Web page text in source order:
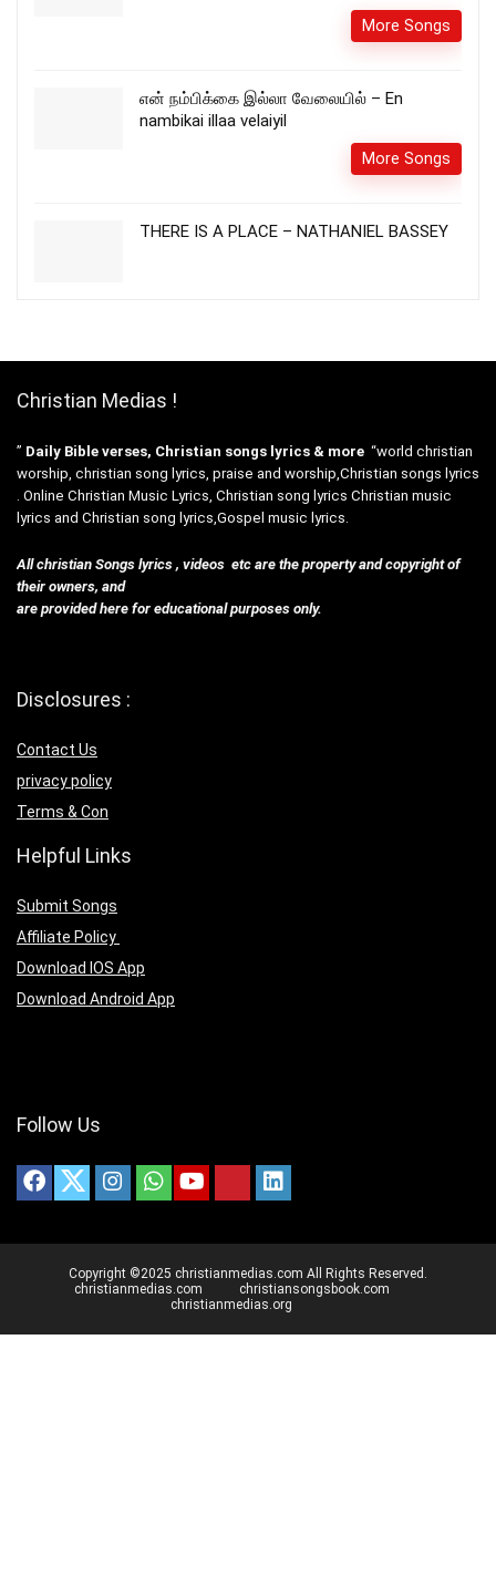
More Songs
என் நம்பிக்கை இல்லா வேலையில் – En
nambikai illaa velaiyil
More Songs
THERE IS A PLACE – NATHANIEL BASSEY
Christian Medias !
” Daily Bible verses, Christian songs lyrics & more “world christian
worship, christian song lyrics, praise and worship,Christian songs lyrics
. Online Christian Music Lyrics, Christian song lyrics Christian music
lyrics and Christian song lyrics,Gospel music lyrics.
All christian Songs lyrics , videos etc are the property and copyright of
their owners, and
are provided here for educational purposes only.
Disclosures :
Contact Us
privacy policy
Terms & Con
Helpful Links
Submit Songs
Affiliate Policy
Download IOS App
Download Android App
Follow Us
Copyright ©2025 christianmedias.com All Rights Reserved.
christianmedias.com
christiansongsbook.com
christianmedias.org